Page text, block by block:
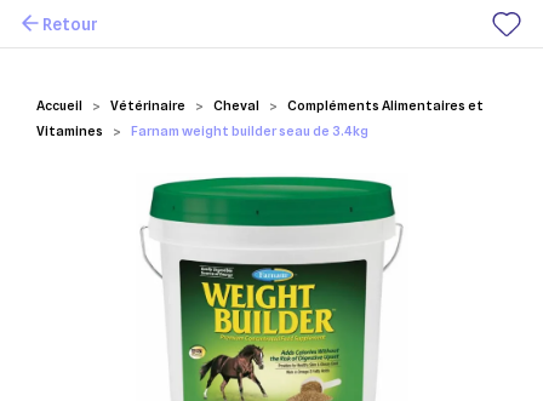
Mes favoris
Accueil Vétérinaire Cheval
Compléments Alimentaires et
Vitamines
Farnam weight builder seau de 3.4kg
Retour